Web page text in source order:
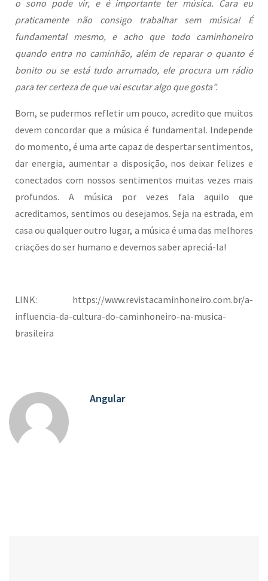
o sono pode vir, e é importante ter música. Cara eu
praticamente não consigo trabalhar sem música! É
fundamental mesmo, e acho que todo caminhoneiro
quando entra no caminhão, além de reparar o quanto é
bonito ou se está tudo arrumado, ele procura um rádio
para ter certeza de que vai escutar algo que gosta”.
Bom, se pudermos refletir um pouco, acredito que muitos
devem concordar que a música é fundamental. Independe
do momento, é uma arte capaz de despertar sentimentos,
dar energia, aumentar a disposição, nos deixar felizes e
conectados com nossos sentimentos muitas vezes mais
profundos. A música por vezes fala aquilo que
acreditamos, sentimos ou desejamos. Seja na estrada, em
casa ou qualquer outro lugar, a música é uma das melhores
criações do ser humano e devemos saber apreciá-la!
LINK: https://www.revistacaminhoneiro.com.br/a-
influencia-da-cultura-do-caminhoneiro-na-musica-
brasileira
Angular